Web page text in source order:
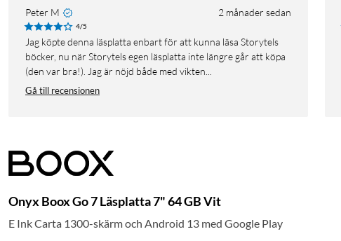
Peter M 2 månader sedan
4/5
Jag köpte denna läsplatta enbart för att kunna läsa Storytels
böcker, nu när Storytels egen läsplatta inte längre går att köpa
(den var bra!). Jag är nöjd både med vikten...
Gå till recensionen
Onyx Boox Go 7 Läsplatta 7" 64 GB Vit
E Ink Carta 1300-skärm och Android 13 med Google Play